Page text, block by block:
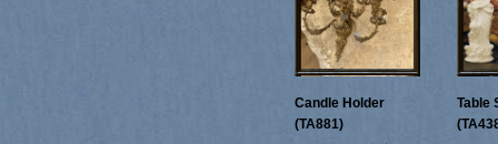
Candle Holder
(TA881)
Table